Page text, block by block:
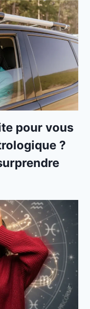
pour vous
?